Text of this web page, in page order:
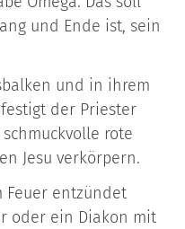
und Ende ist, sein
und in ihrem
der Priester
rote
Jesu verkörpern.
Feuer entzündet
oder ein Diakon mit